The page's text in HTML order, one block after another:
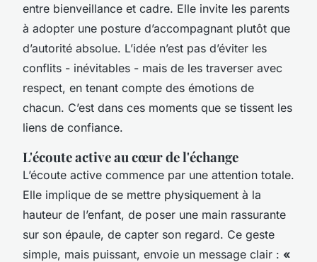
entre bienveillance et cadre. Elle invite les parents
à adopter une posture d’accompagnant plutôt que
d’autorité absolue. L’idée n’est pas d’éviter les
conflits - inévitables - mais de les traverser avec
respect, en tenant compte des émotions de
chacun. C’est dans ces moments que se tissent les
liens de confiance.
L'écoute active au cœur de l'échange
L’écoute active commence par une attention totale.
Elle implique de se mettre physiquement à la
hauteur de l’enfant, de poser une main rassurante
sur son épaule, de capter son regard. Ce geste
simple, mais puissant, envoie un message clair : «